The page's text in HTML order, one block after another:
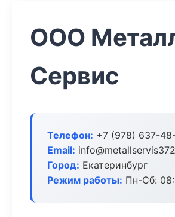
ООО
Сервис
Телефон: +7 (978) 637-
Email:
Город: Екатеринбург
Режим работы: Пн-Сб: